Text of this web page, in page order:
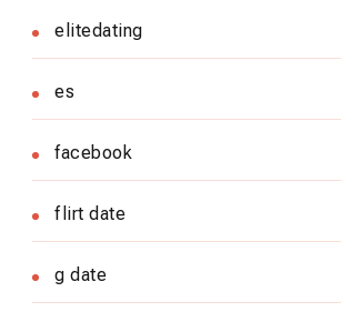
elitedating
es
facebook
flirt date
g date